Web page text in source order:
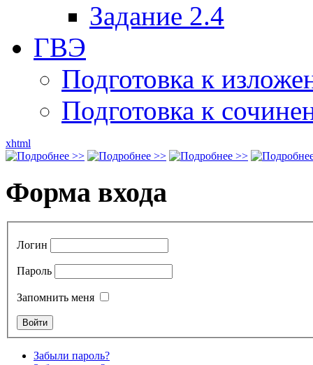
Задание 2.4
ГВЭ
Подготовка к
Подготовка к
xhtml
Форма входа
Логин
Пароль
Запомнить меня
Забыли пароль?